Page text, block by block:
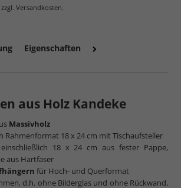
Versandkosten.
Eigenschaften
aus Holz Kandeke
Massivholz
Rahmenformat 18 x 24 cm mit Tischaufsteller
18 x 24 cm aus fester Pappe,
aus Hartfaser
für Hoch- und Querformat
d.h. ohne Bilderglas und ohne Rückwand,